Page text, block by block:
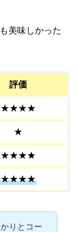
美味しかった
評価
★★★★
★
★★★★
★★★★
りとコー